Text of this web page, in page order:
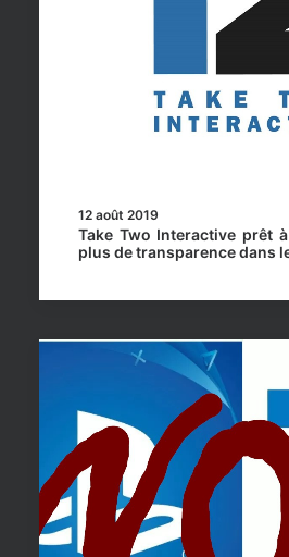
12 août 2019
Take Two Interactive prêt
plus de transparence dans